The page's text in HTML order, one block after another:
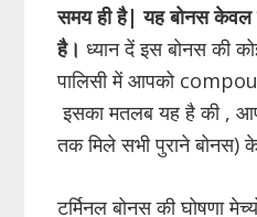
समय ही है| यह बोनस केवल
है। ध्यान दें इस बोनस की
पालिसी में आपको
इसका मतलब यह है की ,
तक मिले सभी पुराने बोनस)
टर्मिनल बोनस की घोषणा